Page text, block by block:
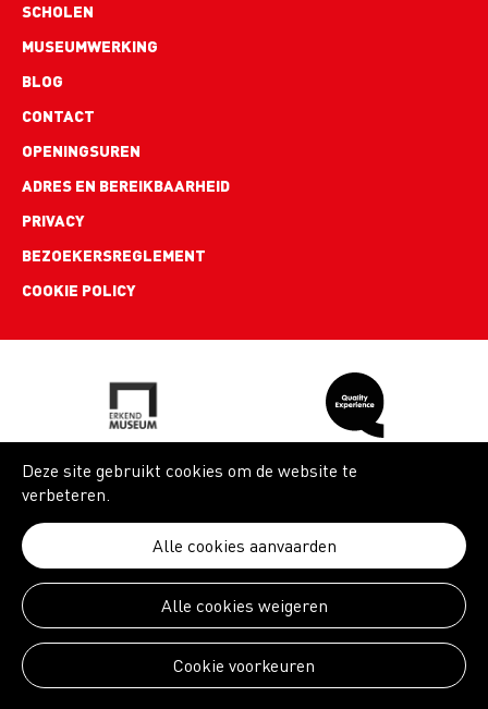
SCHOLEN
MUSEUMWERKING
BLOG
Footer
links
CONTACT
OPENINGSUREN
ADRES EN BEREIKBAARHEID
PRIVACY
BEZOEKERSREGLEMENT
COOKIE POLICY
Deze site gebruikt cookies om de website te
verbeteren.
Cookie voorkeuren
Alle cookies weigeren
Alle cookies aanvaarden